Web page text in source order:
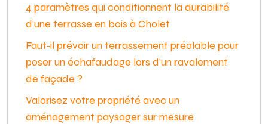
4 paramètres qui conditionnent la durabilité
d’une terrasse en bois à Cholet
Faut-il prévoir un terrassement préalable pour
poser un échafaudage lors d’un ravalement
de façade ?
Valorisez votre propriété avec un
aménagement paysager sur mesure